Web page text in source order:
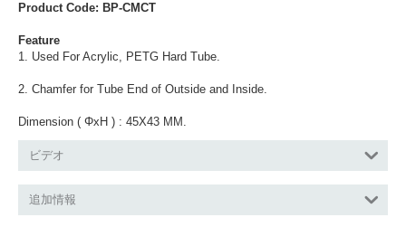
Product Code: BP-CMCT
Feature
1. Used For Acrylic, PETG Hard Tube.
2. Chamfer for Tube End of Outside and Inside.
Dimension ( ΦxH ) : 45X43 MM.
ビデオ
追加情報